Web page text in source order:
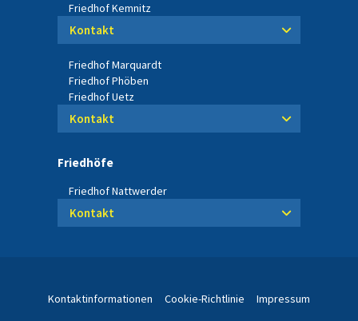
Friedhof Kemnitz
Kontakt
Friedhof Marquardt
Friedhof Phöben
Friedhof Uetz
Kontakt
Friedhöfe
Friedhof Nattwerder
Kontakt
Kontaktinformationen Cookie-Richtlinie Impressum